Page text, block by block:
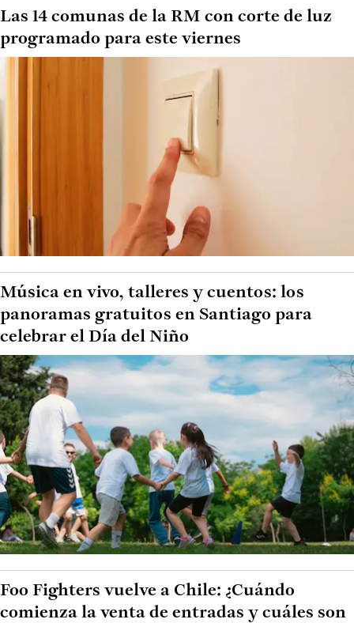
Las 14 comunas de la RM con corte de luz
programado para este viernes
Música en vivo, talleres y cuentos: los
panoramas gratuitos en Santiago para
celebrar el Día del Niño
Foo Fighters vuelve a Chile: ¿Cuándo
comienza la venta de entradas y cuáles son